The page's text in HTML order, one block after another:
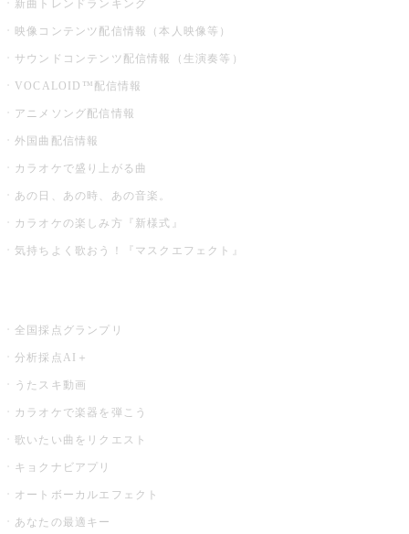
新曲トレンドランキング
映像コンテンツ配信情報（本人映像等）
サウンドコンテンツ配信情報（生演奏等）
VOCALOID™配信情報
アニメソング配信情報
外国曲配信情報
カラオケで盛り上がる曲
あの日、あの時、あの音楽。
カラオケの楽しみ方『新様式』
気持ちよく歌おう！『マスクエフェクト』
全国採点グランプリ
分析採点AI＋
うたスキ動画
カラオケで楽器を弾こう
歌いたい曲をリクエスト
キョクナビアプリ
オートボーカルエフェクト
あなたの最適キー